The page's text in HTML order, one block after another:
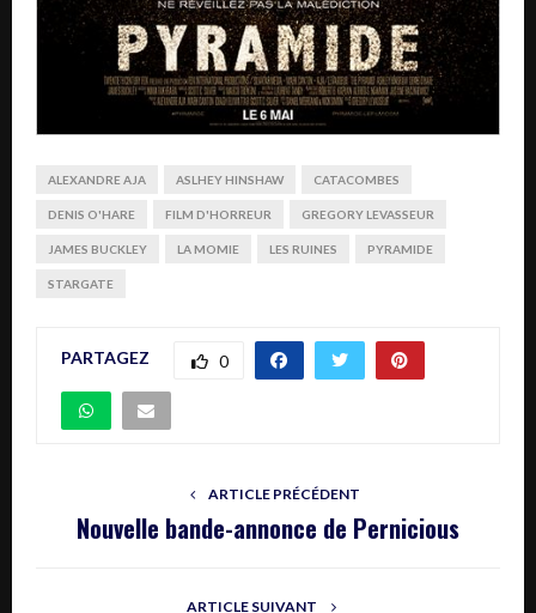
ALEXANDRE AJA ASLHEY HINSHAW CATACOMBES
DENIS O'HARE FILM D'HORREUR GREGORY LEVASSEUR
JAMES BUCKLEY LA MOMIE LES RUINES PYRAMIDE
STARGATE
PARTAGEZ 0
ARTICLE PRÉCÉDENT
Nouvelle bande-annonce de Pernicious
ARTICLE SUIVANT